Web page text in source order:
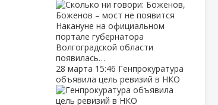
Накануне на официальном
портале губернатора
Волгоградской области
появилась…
28 марта 15:46 Генпрокуратура
объявила цель ревизий в НКО